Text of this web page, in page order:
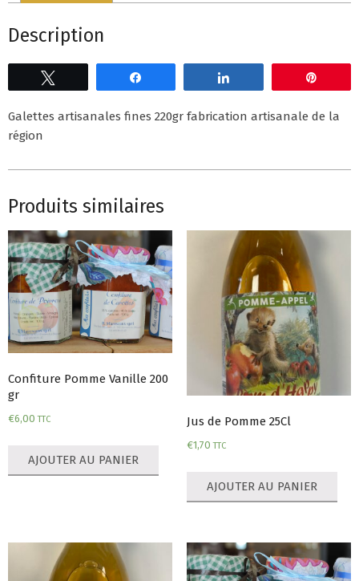
Description
Galettes artisanales fines 220gr fabrication artisanale de la
région
Produits similaires
Confiture Pomme Vanille 200
gr
€6,00 TTC
AJOUTER AU PANIER
Jus de Pomme 25Cl
€1,70 TTC
AJOUTER AU PANIER